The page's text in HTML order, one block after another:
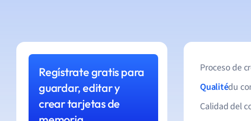
Regístrate gratis para
guardar, editar y
crear tarjetas de
Proceso de
Qualitédu
Calidad del